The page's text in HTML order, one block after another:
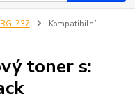
737
Kompatibilní
toner s: